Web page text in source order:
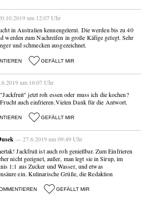
um 12:07 Uhr
in Australien kennengelernt. Die werden bis zu 40
werden zum Nachreifen in große Käfige gelegt. Sehr
und schmecken ausgezeichnet.
GEFÄLLT MIR
um 16:07 Uhr
jetzt roh essen oder muss ich die kochen?
auch einfrieren.Vielen Dank für die Antwort.
GEFÄLLT MIR
— 27.6.2019 um 09:49 Uhr
Jackfruit ist auch roh genießbar. Zum Einfrieren
nicht geeignet, außer, man legt sie in Sirup, im
1:1 aus Zucker und Wasser, und etwas
ein. Kulinarische Grüße, die Redaktion
GEFÄLLT MIR